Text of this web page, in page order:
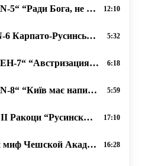
ч.48 “RE-OPEN-5“ “Ради Бога, не читайте українські газети до обіду!“ 12:10
ч.49 RE-OPEN-6 Карпато-Русинська Автономна Церковь Сербського Патріархата, 20.11.2020 5:32
ч.50 “РЕ-ОУПЕН-7“ “Австризация“ церковной архитектуры Европы в 18-19 веках. 22.11.2020 6:18
ч.51 “RE-OPEN-8“ “Київ має написати історію Закарпаття! Не дати закарпатцям написати свою історію“! 5:59
Ч.71 Ференц ІІ Ракоци “Русинский народ данного слова придерживается“ 17:10
Ч.72 Черный миф Чешской Академии о языке русинском, как украинском 16:28